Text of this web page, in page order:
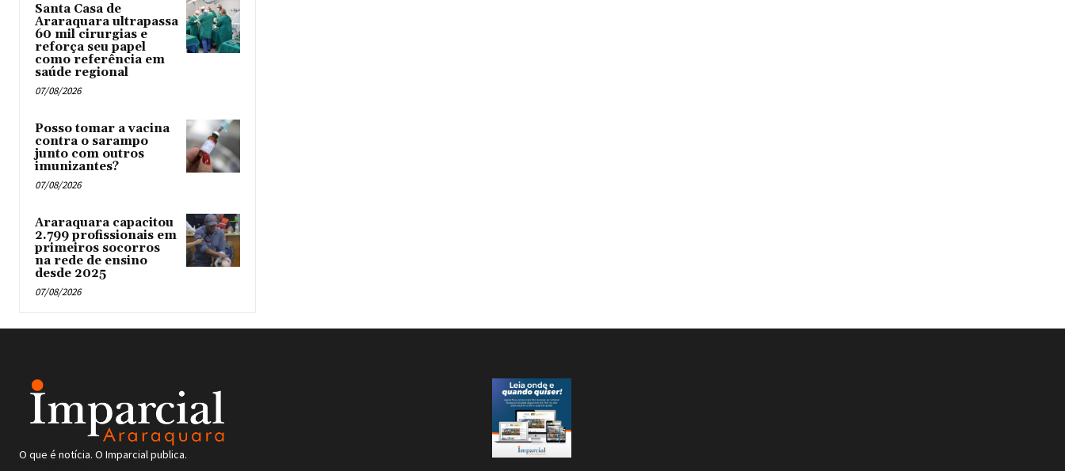
Santa Casa de
Araraquara ultrapassa
60 mil cirurgias e
reforça seu papel
como referência em
saúde regional
07/08/2026
Posso tomar a vacina
contra o sarampo
junto com outros
imunizantes?
07/08/2026
Araraquara capacitou
2.799 profissionais em
primeiros socorros
na rede de ensino
desde 2025
07/08/2026
O que é notícia. O Imparcial publica.